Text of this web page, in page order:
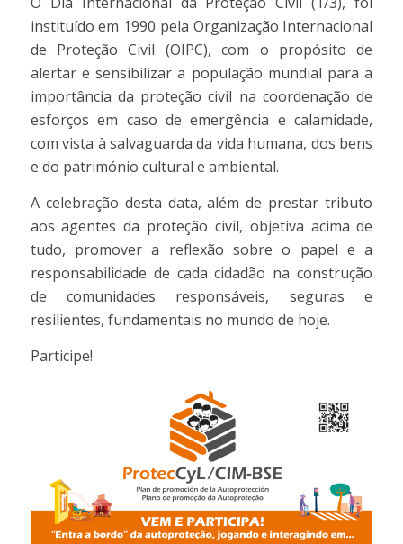
instituído em 1990 pela Organização Internacional
de Proteção Civil (OIPC), com o propósito de
alertar e sensibilizar a população mundial para a
importância da proteção civil na coordenação de
esforços em caso de emergência e calamidade,
com vista à salvaguarda da vida humana, dos bens
e do património cultural e ambiental.
A celebração desta data, além de prestar tributo
aos agentes da proteção civil, objetiva acima de
tudo, promover a reflexão sobre o papel e a
responsabilidade de cada cidadão na construção
de comunidades responsáveis, seguras e
resilientes, fundamentais no mundo de hoje.
Participe!